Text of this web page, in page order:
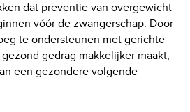
dat preventie van overgewicht
vóór de zwangerschap. Door
te ondersteunen met gerichte
gedrag makkelijker maakt,
een gezondere volgende